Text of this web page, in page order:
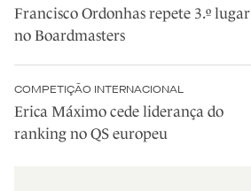
Francisco Ordonhas repete 3.º lugar
no Boardmasters
COMPETIÇÃO INTERNACIONAL
Erica Máximo cede liderança do
ranking no QS europeu